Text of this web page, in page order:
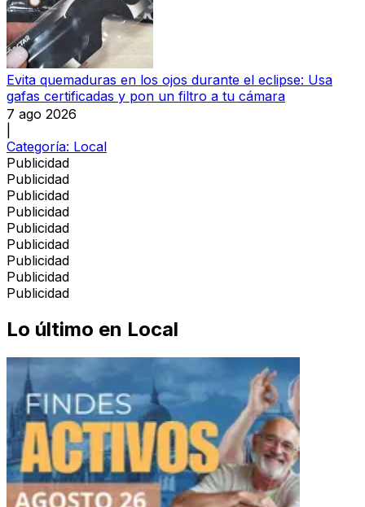
Evita quemaduras en los ojos durante el eclipse: Usa
gafas certificadas y pon un filtro a tu cámara
7 ago 2026
Categoría: Local
Publicidad
Publicidad
Publicidad
Publicidad
Publicidad
Publicidad
Publicidad
Publicidad
Publicidad
Lo último en Local